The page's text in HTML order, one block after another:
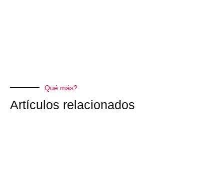
Qué más?
Artículos relacionados